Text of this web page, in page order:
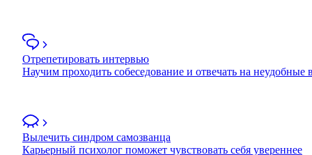
Отрепетировать интервью
Научим проходить собеседование и отвечать на неудобные
Вылечить синдром самозванца
Карьерный психолог поможет чувствовать себя увереннее